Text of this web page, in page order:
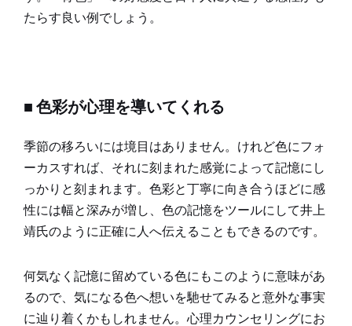
たらす良い例でしょう。
■ 色彩が心理を導いてくれる
季節の移ろいには境目はありません。けれど色にフォ
ーカスすれば、それに刻まれた感覚によって記憶にし
っかりと刻まれます。色彩と丁寧に向き合うほどに感
性には幅と深みが増し、色の記憶をツールにして井上
靖氏のように正確に人へ伝えることもできるのです。
何気なく記憶に留めている色にもこのように意味があ
るので、気になる色へ想いを馳せてみると意外な事実
に辿り着くかもしれません。心理カウンセリングにお